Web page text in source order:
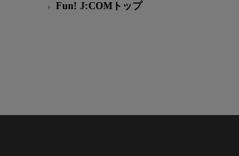
Fun! J:COMトップ